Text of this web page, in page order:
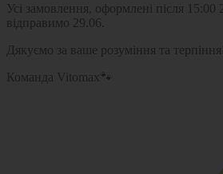
Усі замовлення, оформлені після
відправимо 29.06.
Дякуємо за ваше розуміння та
Команда Vitomax🐾